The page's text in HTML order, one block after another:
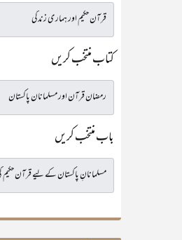
کتاب منتخب کریں
باب منتخب کریں